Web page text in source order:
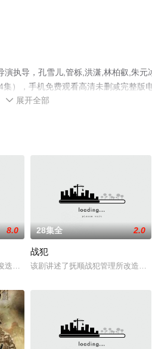
执导，孔雪儿,管栎,洪潇,林柏叡,朱元
），手机免费观看高清未删减完整版
或剧情网等平台了解。
 展开全部
毫无灵力的菜鸟与至高无上的皇族打破
8.0
迭出，其中尤以唐伯虎（刘恺威 饰）最为
28集全 2.0
战犯
该剧讲述了抚顺战犯管理所改造侵